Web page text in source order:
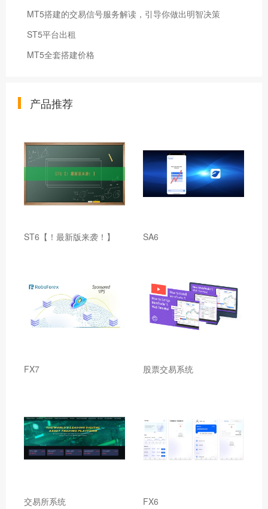
MT5搭建的交易信号服务解读，引导你做出明智决策
ST5平台出租
MT5全套搭建价格
产品推荐
ST6【！最新版来袭！】 SA6
FX7 股票交易系统
交易所系统 FX6